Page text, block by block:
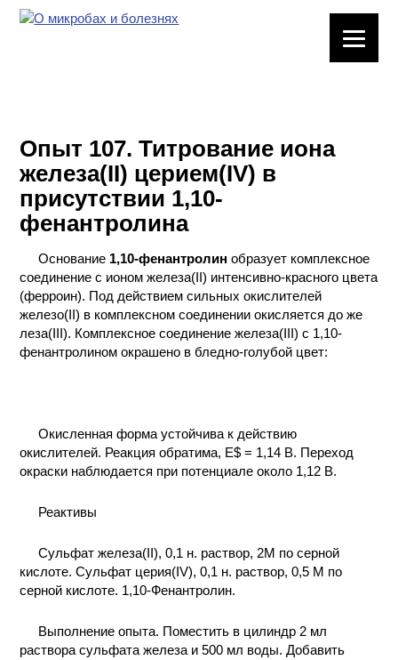
ВРЕДНЫЕ
ФАКТОРЫ
ПРАКТИЧЕСКОЙ
ХИМИИ
ХИМИЯ НА
ПРОИЗВОДСТВЕ
И ХИМИЧЕСКАЯ
Опыт 107. Титрование иона
железа(II) церием(IV) в
присутствии 1,10-
фенантролина
Основание 1,10-фенантролин образует комплексное
соединение с ионом железа(II) интенсивно-красного цвета
(ферроин). Под действием сильных окислителей
железо(II) в комплексном соединении окисляется до же
леза(III). Комплексное соединение железа(III) с 1,10-
фенантролином окрашено в бледно-голубой цвет:
Окисленная форма устойчива к действию
окислителей. Реакция обратима, Е$ = 1,14 В. Переход
окраски наблюдается при потенциале около 1,12 В.
Реактивы
Сульфат железа(II), 0,1 н. раствор, 2М по серной
кислоте. Сульфат церия(IV), 0,1 н. раствор, 0,5 М по
серной кислоте. 1,10-Фенантролин.
Выполнение опыта. Поместить в цилиндр 2 мл
раствора сульфата железа и 500 мл воды. Добавить